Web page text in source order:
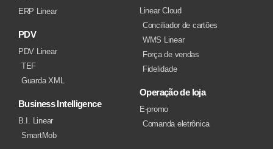
ERP Linear
PDV
PDV Linear
TEF
Guarda XML
Business Intelligence
B.I. Linear
SmartMob
Linear Cloud
Conciliador de cartões
WMS Linear
Força de vendas
Fidelidade
Operação de loja
E-promo
Comanda eletrônica